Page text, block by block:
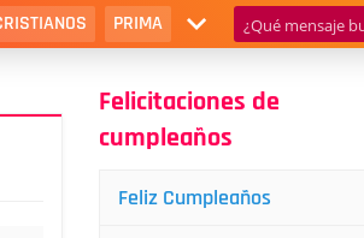
PRIMA
Felicitaciones de
cumpleaños
Feliz Cumpleaños